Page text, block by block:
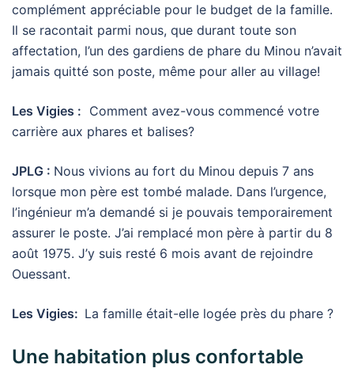
complément appréciable pour le budget de la famille.
Il se racontait parmi nous, que durant toute son
affectation, l’un des gardiens de phare du Minou n’avait
jamais quitté son poste, même pour aller au village!
Les Vigies : Comment avez-vous commencé votre
carrière aux phares et balises?
JPLG : Nous vivions au fort du Minou depuis 7 ans
lorsque mon père est tombé malade. Dans l’urgence,
l’ingénieur m’a demandé si je pouvais temporairement
assurer le poste. J’ai remplacé mon père à partir du 8
août 1975. J’y suis resté 6 mois avant de rejoindre
Ouessant.
Les Vigies: La famille était-elle logée près du phare ?
Une habitation plus confortable